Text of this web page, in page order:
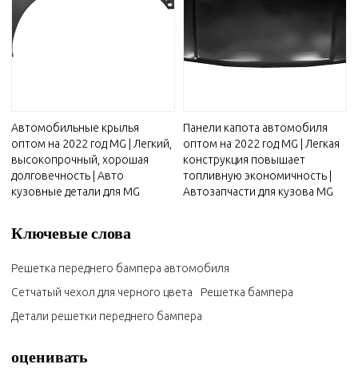
Автомобильные крылья
оптом на 2022 год MG | Легкий,
высокопрочный, хорошая
долговечность | Авто
кузовные детали для MG
Панели капота автомобиля
оптом на 2022 год MG | Легкая
конструкция повышает
топливную экономичность |
Автозапчасти для кузова MG
Ключевые слова
Решетка переднего бампера автомобиля
Сетчатый чехол для черного цвета
Решетка бампера
Детали решетки переднего бампера
оценивать